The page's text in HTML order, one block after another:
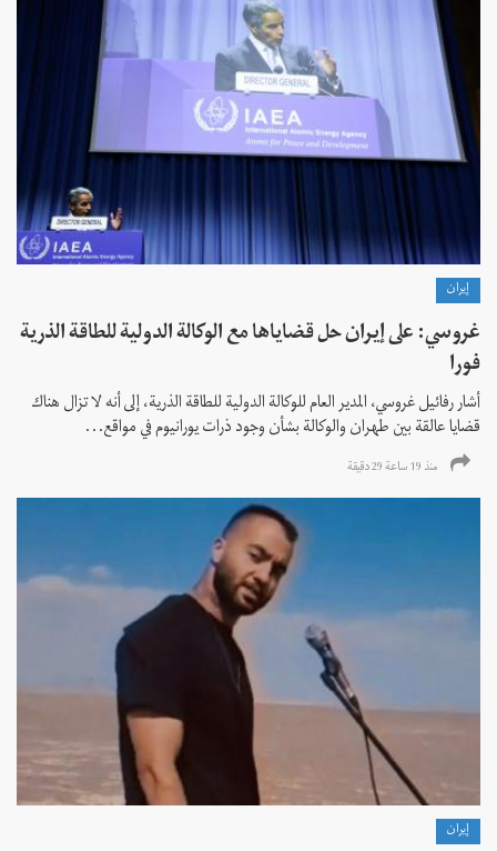
إيران
غروسي: على إيران حل قضاياها مع الوكالة الدولية للطاقة الذرية
فورا
أشار رفائيل غروسي، المدير العام للوكالة الدولية للطاقة الذرية، إلى أنه لا تزال هناك
قضايا عالقة بين طهران والوكالة بشأن وجود ذرات يورانيوم في مواقع...
منذ 19 ساعة 29 دقیقة
إيران